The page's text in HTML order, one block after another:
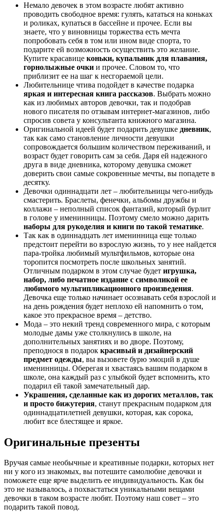
Немало девочек в этом возрасте любят активно
проводить свободное время: гулять, кататься на коньках
и роликах, купаться в бассейне и прочее. Если вы
знаете, что у виновницы торжества есть мечта
попробовать себя в том или ином виде спорта, то
подарите ей возможность осуществить это желание.
Купите красавице коньки, купальник для плавания,
горнолыжные очки и прочее. Словом то, что
приблизит ее на шаг к несгораемой цели.
Любительнице чтива подойдет в качестве подарка
яркая и интересная книга рассказов. Выбрать можно
как из любимых авторов девочки, так и подобрав
нового писателя по отзывам интернет-магазинов, либо
спросив совета у консультанта книжного магазина.
Оригинальной идеей будет подарить девушке дневник,
так как само становление личности девушки
сопровождается большим количеством переживаний, и
возраст будет говорить сам за себя. Даря ей надежного
друга в виде дневника, которому девушка сможет
доверить свои самые сокровенные мечты, вы попадете в
десятку.
Девочки одиннадцати лет – любительницы чего-нибудь
смастерить. Браслеты, фенечки, альбомы дружбы и
коллажи – неполный список фантазий, который бурлит
в голове у именинницы. Поэтому смело можно дарить
наборы для рукоделия и книги по такой тематике.
Так как в одиннадцать лет именинница еще только
предстоит перейти во взрослую жизнь, то у нее найдется
пара-тройка любимый мультфильмов, которые она
торопится посмотреть после школьных занятий.
Отличным подарком в этом случае будет игрушка,
набор, либо печатное издание с символикой ее
любимого мультипликационного произведения.
Девочка еще только начинает осознавать себя взрослой и
на день рождения будет неплохо ей напомнить о том,
какое это прекрасное время – детство.
Мода – это некий тренд современного мира, с которым
молодые дамы уже столкнулись в школе, на
дополнительных занятиях и во дворе. Поэтому,
преподнося в подарок красивый и дизайнерский
предмет одежды, вы вызовете бурю эмоций в душе
именинницы. Оберегая и хвастаясь вашим подарком в
школе, она каждый раз с улыбкой будет вспомнить, кто
подарил ей такой замечательный дар.
Украшения, сделанные как из дорогих металлов, так
и просто бижутерия, станут прекрасным подарком для
одиннадцатилетней девушки, которая, как сорока,
любит все блестящее и яркое.
Оригинальные презенты
Вручая самые необычные и креативные подарки, которых нет
ни у кого из знакомых, вы потешите самолюбие девочки и
поможете еще ярче выделить ее индивидуальность. Как бы
это не называлось, а похвастаться уникальными вещами
девочки в таком возрасте любят. Поэтому наш совет – это
подарить такой повод.